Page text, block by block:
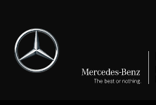
περιεχόμενο